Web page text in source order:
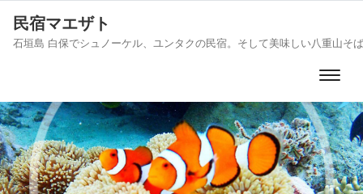
民宿マエザト
石垣島 白保でシュノーケル、ユンタクの民宿。そして美味しい八重山そ